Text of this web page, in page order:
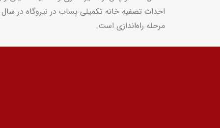
مرحله راه‌اندازی است.